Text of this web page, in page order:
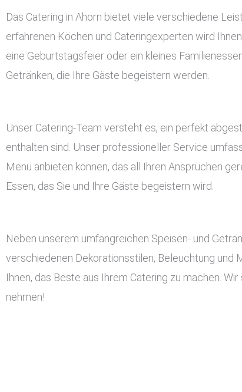
Das Catering in Ahorn bietet viele verschiedene
erfahrenen Köchen und Cateringexperten wird
eine Geburtstagsfeier oder ein kleines
Getränken, die Ihre Gäste begeistern werden.
Unser Catering-Team versteht es, ein perfekt
enthalten sind. Unser professioneller Service
Menü anbieten können, das all Ihren Ansprüchen
Essen, das Sie und Ihre Gäste begeistern wird.
Neben unserem umfangreichen Speisen- und
verschiedenen Dekorationsstilen, Beleuchtung und
Ihnen, das Beste aus Ihrem Catering zu machen.
nehmen!